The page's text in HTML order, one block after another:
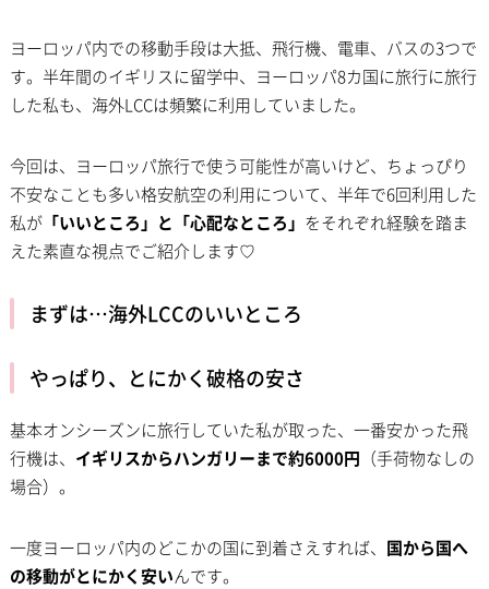
ヨーロッパ内での移動手段は大抵、飛行機、電車、バスの3つで
す。半年間のイギリスに留学中、ヨーロッパ8カ国に旅行に旅行
した私も、海外LCCは頻繁に利用していました。
今回は、ヨーロッパ旅行で使う可能性が高いけど、ちょっぴり
不安なことも多い格安航空の利用について、半年で6回利用した
私が 「いいところ」と「心配なところ」 をそれぞれ経験を踏ま
えた素直な視点でご紹介します♡
まずは…海外LCCのいいところ
やっぱり、とにかく破格の安さ
基本オンシーズンに旅行していた私が取った、一番安かった飛
行機は、 イギリスからハンガリーまで約6000円 （手荷物なしの
場合）。
一度ヨーロッパ内のどこかの国に到着さえすれば、 国から国へ
の移動がとにかく安いんです。